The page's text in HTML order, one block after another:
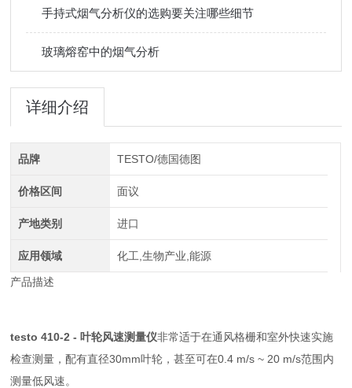
手持式烟气分析仪的选购要关注哪些细节
玻璃熔窑中的烟气分析
详细介绍
品牌 TESTO/德国德图
价格区间 面议
产地类别 进口
应用领域 化工,生物产业,能源
产品描述
testo 410-2 - 叶轮风速测量仪非常适于在通风格栅和室外快速实施
检查测量，配有直径30mm叶轮，甚至可在0.4 m/s ~ 20 m/s范围内
测量低风速。